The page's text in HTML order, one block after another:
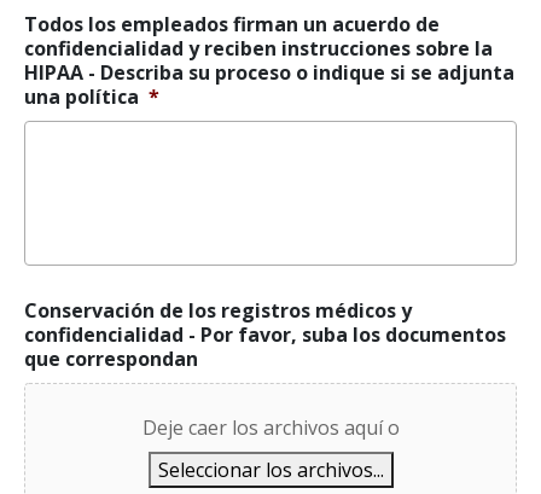
instrucciones
sobre
la
HIPAA *
Todos los empleados firman un acuerdo de
confidencialidad y reciben instrucciones sobre la
HIPAA - Describa su proceso o indique si se adjunta
una política *
Conservación de los registros médicos y
confidencialidad - Por favor, suba los documentos
que correspondan
Deje caer los archivos aquí o
Seleccionar los archivos...